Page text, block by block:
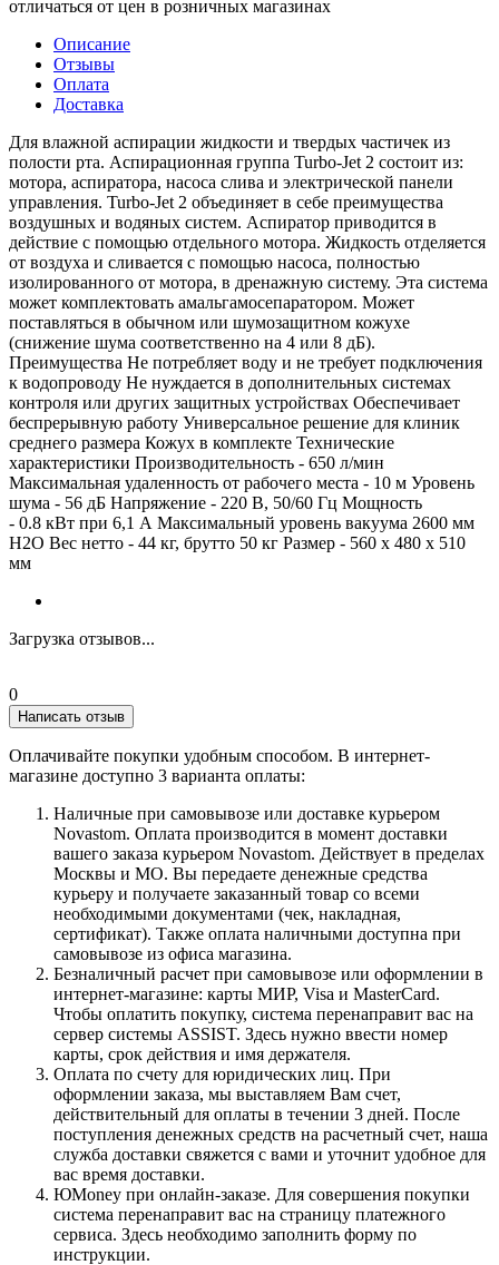
отличаться от цен в розничных магазинах
Описание
Отзывы
Оплата
Доставка
Для влажной аспирации жидкости и твердых частичек из
полости рта. Аспирационная группа Turbo-Jet 2 состоит из:
мотора, аспиратора, насоса слива и электрической панели
управления. Turbo-Jet 2 объединяет в себе преимущества
воздушных и водяных систем. Аспиратор приводится в
действие с помощью отдельного мотора. Жидкость отделяется
от воздуха и сливается с помощью насоса, полностью
изолированного от мотора, в дренажную систему. Эта система
может комплектовать амальгамосепаратором. Может
поставляться в обычном или шумозащитном кожухе
(снижение шума соответственно на 4 или 8 дБ).
Преимущества Не потребляет воду и не требует подключения
к водопроводу Не нуждается в дополнительных системах
контроля или других защитных устройствах Обеспечивает
беспрерывную работу Универсальное решение для клиник
среднего размера Кожух в комплекте Технические
характеристики Производительность - 650 л/мин
Максимальная удаленность от рабочего места - 10 м Уровень
шума - 56 дБ Напряжение - 220 В, 50/60 Гц Мощность
- 0.8 кВт при 6,1 А Максимальный уровень вакуума 2600 мм
H2O Вес нетто - 44 кг, брутто 50 кг Размер - 560 x 480 x 510
мм
Загрузка отзывов...
0
Написать отзыв
Оплачивайте покупки удобным способом. В интернет-
магазине доступно 3 варианта оплаты:
Наличные при самовывозе или доставке курьером
Novastom. Оплата производится в момент доставки
вашего заказа курьером Novastom. Действует в пределах
Москвы и МО. Вы передаете денежные средства
курьеру и получаете заказанный товар со всеми
необходимыми документами (чек, накладная,
сертификат). Также оплата наличными доступна при
самовывозе из офиса магазина.
Безналичный расчет при самовывозе или оформлении в
интернет-магазине: карты МИР, Visa и MasterCard.
Чтобы оплатить покупку, система перенаправит вас на
сервер системы ASSIST. Здесь нужно ввести номер
карты, срок действия и имя держателя.
Оплата по счету для юридических лиц. При
оформлении заказа, мы выставляем Вам счет,
действительный для оплаты в течении 3 дней. После
поступления денежных средств на расчетный счет, наша
служба доставки свяжется с вами и уточнит удобное для
вас время доставки.
ЮMoney при онлайн-заказе. Для совершения покупки
система перенаправит вас на страницу платежного
сервиса. Здесь необходимо заполнить форму по
инструкции.